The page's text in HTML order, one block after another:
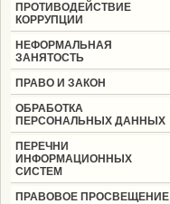
ПРОТИВОДЕЙСТВИЕ
КОРРУПЦИИ
НЕФОРМАЛЬНАЯ
ЗАНЯТОСТЬ
ПРАВО И ЗАКОН
ОБРАБОТКА
ПЕРСОНАЛЬНЫХ ДАННЫХ
ПЕРЕЧНИ
ИНФОРМАЦИОННЫХ
СИСТЕМ
ПРАВОВОЕ ПРОСВЕЩЕНИЕ